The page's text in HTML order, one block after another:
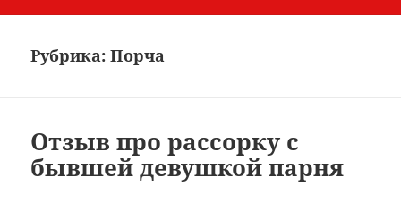
Рубрика:Порча
Отзыв про рассорку с
бывшей девушкой парня